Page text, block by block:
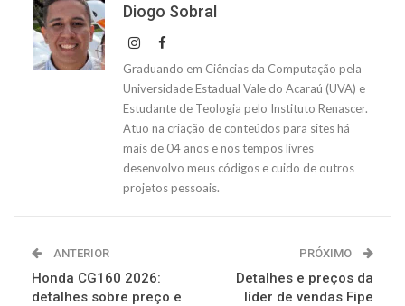
Diogo Sobral
Graduando em Ciências da Computação pela
Universidade Estadual Vale do Acaraú (UVA) e
Estudante de Teologia pelo Instituto Renascer.
Atuo na criação de conteúdos para sites há
mais de 04 anos e nos tempos livres
desenvolvo meus códigos e cuido de outros
projetos pessoais.
ANTERIOR
Honda CG160 2026:
detalhes sobre preço e
PRÓXIMO
Detalhes e preços da
líder de vendas Fipe